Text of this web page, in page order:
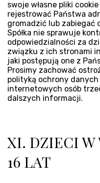
swoje własne pliki
rejestrować Państwa
gromadzić lub zabiegać
Spółka nie sprawuje
odpowiedzialności za
związku z ich stronami
jaki postępują one z
Prosimy zachować
polityką ochrony
internetowych osób
dalszych informacji.
XI. DZIECI W
16 LAT